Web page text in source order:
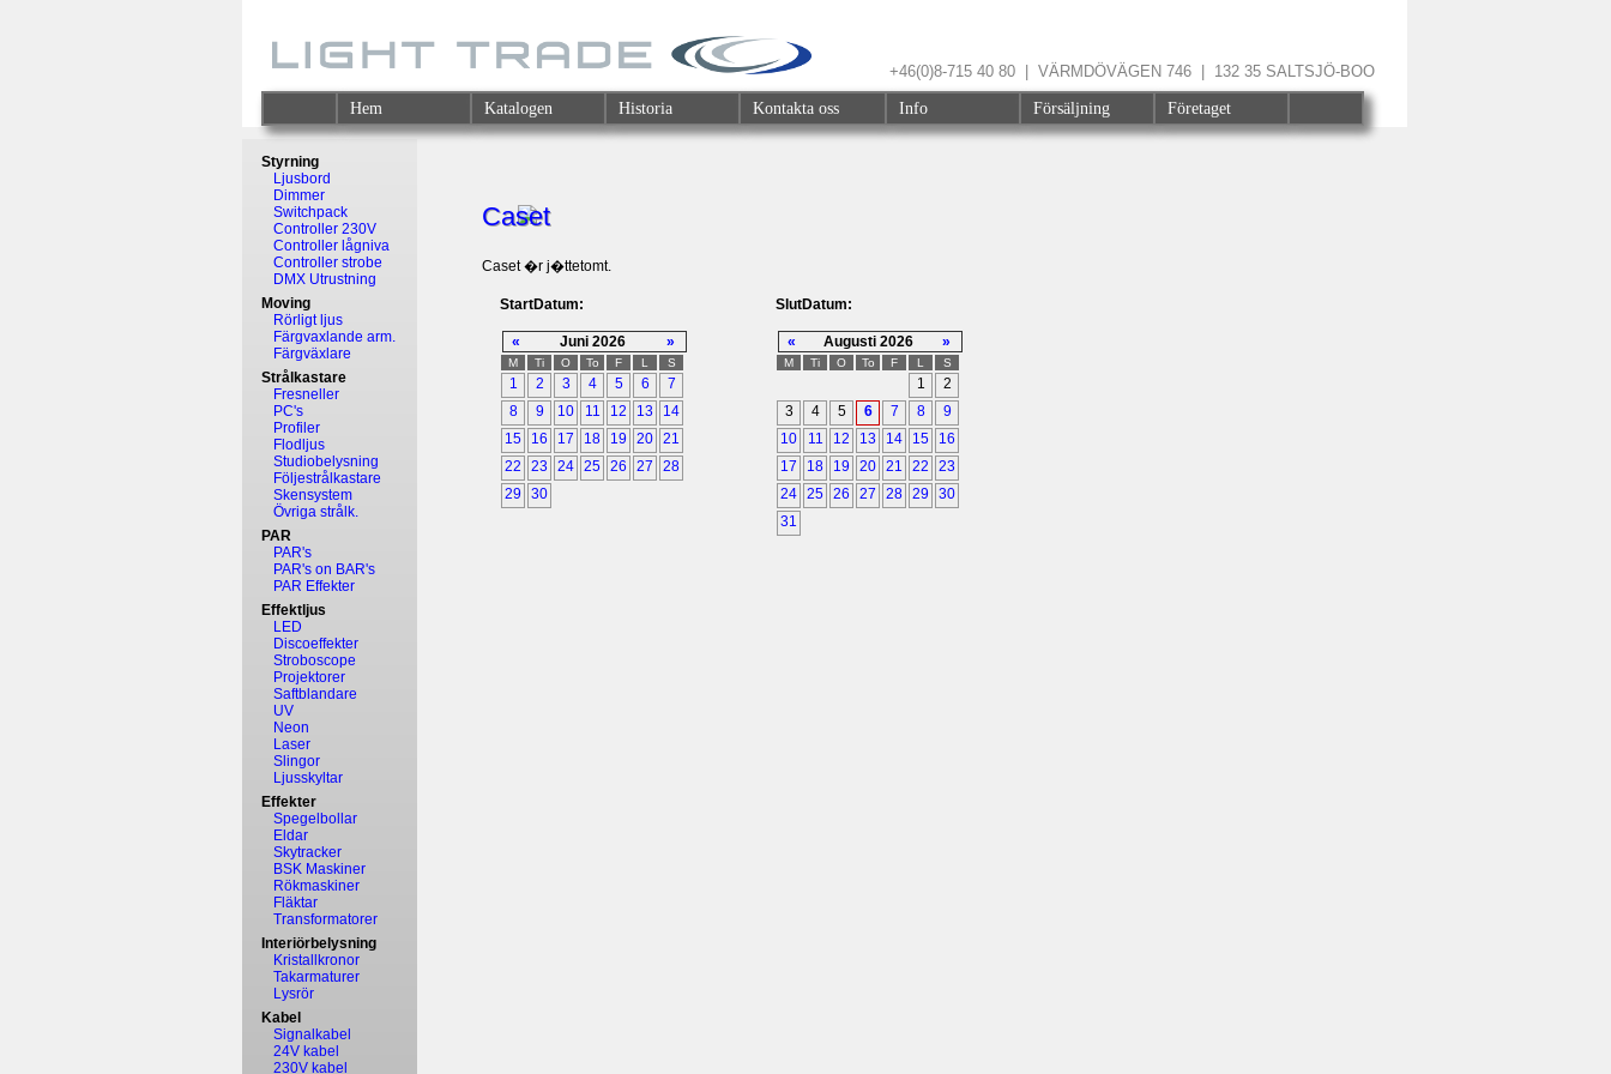
+46(0)8-715 40 80 | VÄRMDÖVÄGEN 746 | 132 35 SALTSJÖ-BOO
Hem Katalogen Historia Kontakta oss Info Försäljning Företaget
Styrning
Ljusbord
Dimmer
Switchpack
Controller 230V
Controller lågniva
Controller strobe
DMX Utrustning
Moving
Rörligt ljus
Färgvaxlande arm.
Färgväxlare
Strålkastare
Fresneller
PC's
Profiler
Flodljus
Studiobelysning
Följestrålkastare
Skensystem
Övriga strålk.
PAR
PAR's
PAR's on BAR's
PAR Effekter
Effektljus
LED
Discoeffekter
Stroboscope
Projektorer
Saftblandare
UV
Neon
Laser
Slingor
Ljusskyltar
Effekter
Spegelbollar
Eldar
Skytracker
BSK Maskiner
Rökmaskiner
Fläktar
Transformatorer
Interiörbelysning
Kristallkronor
Takarmaturer
Lysrör
Kabel
Signalkabel
24V kabel
230V kabel
Caset
Caset �r j�ttetomt.
StartDatum:
« Juni 2026 »
M Ti O To F L S
1 2 3 4 5 6
7
8
9 10 11 12 13
14
15
16 17 18 19 20 21
22
23 24 25 26 27
28
29
30
SlutDatum:
« Augusti 2026 »
M Ti O To F L S
1
2
3
4 5 6 7 8
9
10
11 12 13 14 15
16
17
18 19 20 21 22
23
24 25 26 27 28 29
30
31